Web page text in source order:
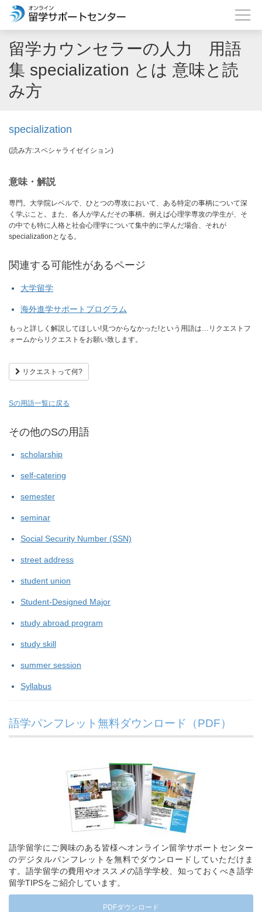
留学カウンセラーの人力 用語
集 specialization とは 意味と読
み方
specialization
(読み方:スペシャライゼイション)
意味・解説
専門。大学院レベルで、ひとつの専攻において、ある特定の事柄について深
く学ぶこと。また、各人が学んだその事柄。例えば心理学専攻の学生が、そ
の中でも特に人格と社会心理学について集中的に学んだ場合、それが
specializationとなる。
関連する可能性があるページ
大学留学
海外進学サポートプログラム
もっと詳しく解説してほしい!見つからなかった!という用語は…リクエストフ
ォームからリクエストをお願い致します。
リクエストって何?
Sの用語一覧に戻る
その他のSの用語
scholarship
self-catering
semester
seminar
Social Security Number (SSN)
street address
student union
Student-Designed Major
study abroad program
study skill
summer session
Syllabus
語学パンフレット無料ダウンロード（PDF）
語学留学にご興味のある皆様へオンライン留学サポートセンター
のデジタルパンフレットを無料でダウンロードしていただけま
す。語学留学の費用やオススメの語学学校、知っておくべき語学
留学TIPSをご紹介しています。
PDFダウンロード